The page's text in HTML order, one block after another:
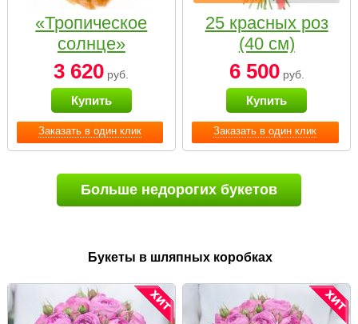
Заказать в один клик
«Тропическое
солнце»
3 620 руб.
Купить
Заказать в один клик
25 красных роз
(40 см)
6 500руб.
Купить
Больше недорогих букетов
Букеты в шляпных коробках